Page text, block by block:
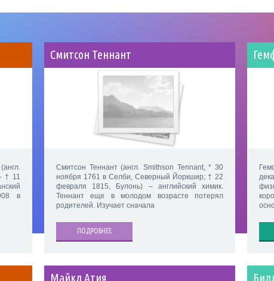
† 11
в
Смитсон Теннант
Смитсон Теннант (англ. Smithson Tennant, * 30
ноября 1761 в Селби, Северный Йоркшир; † 22
февраля 1815, Булонь) – английский химик.
Теннант еще в молодом возрасте потерял
родителей. Изучает сначала
ПОДРОБНЕЕ
Майкл Атия